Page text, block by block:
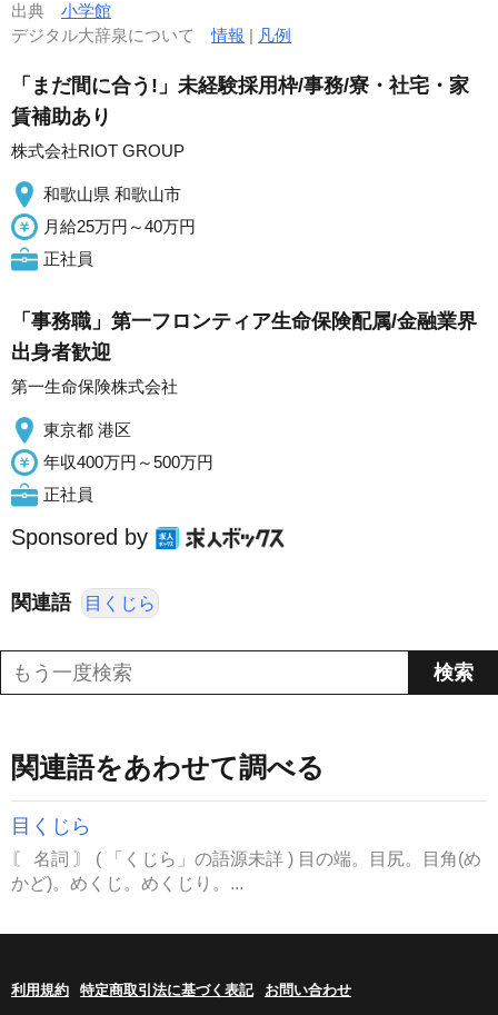
出典 小学館
デジタル大辞泉について情報 | 凡例
「まだ間に合う!」未経験採用枠/事務/寮・社宅・家
賃補助あり
株式会社RIOT GROUP
和歌山県 和歌山市
月給25万円～40万円
正社員
「事務職」第一フロンティア生命保険配属/金融業界
出身者歓迎
第一生命保険株式会社
東京都 港区
年収400万円～500万円
正社員
Sponsored by
関連語 目くじら
関連語をあわせて調べる
目くじら
〘 名詞 〙 ( 「くじら」の語源未詳 ) 目の端。目尻。目角(め
かど)。めくじ。めくじり。...
利用規約 特定商取引法に基づく表記 お問い合わせ